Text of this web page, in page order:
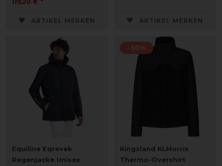
119,20 € *
ARTIKEL MERKEN ARTIKEL MERKEN
Equiline Eqrevek
Regenjacke Unisex
-30%
Kingsland KLMorris
Thermo-Overshirt